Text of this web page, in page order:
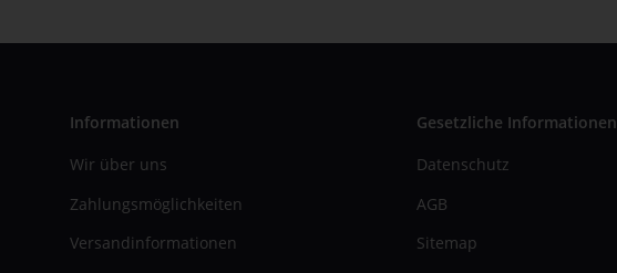
Informationen
Wir über uns
Zahlungsmöglichkeiten
Versandinformationen
Gesetzliche Informationen
Datenschutz
AGB
Sitemap